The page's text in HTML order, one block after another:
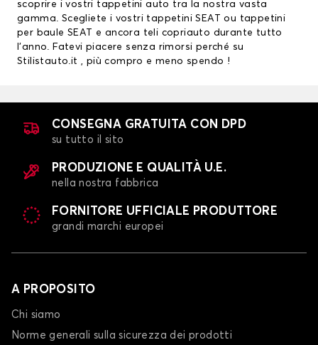
scoprire i vostri tappetini auto tra la nostra vasta
gamma. Scegliete i vostri tappetini SEAT ou tappetini
per baule SEAT
e ancora teli copriauto durante tutto
l’anno. Fatevi piacere senza rimorsi perché su
Stilistauto.it , più compro e meno spendo !
CONSEGNA GRATUITA CON DPD
su tutto il sito
PRODUZIONE E QUALITÀ U.E.
nella nostra fabbrica
FORNITORE UFFICIALE PRODUTTORE
grandi marchi europei
A PROPOSITO
Chi siamo
Norme generali sulla sicurezza dei prodotti